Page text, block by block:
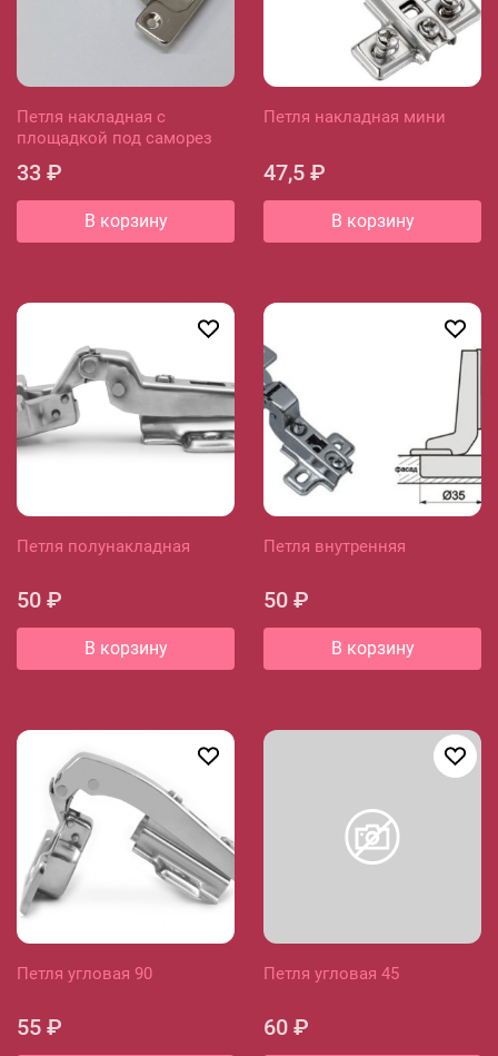
Петля накладная с
площадкой под саморез
33 ₽
В корзину
Петля накладная мини
47,5 ₽
В корзину
Петля полунакладная
50 ₽
В корзину
Петля внутренняя
50 ₽
В корзину
Петля угловая 90
55 ₽
Петля угловая 45
60 ₽